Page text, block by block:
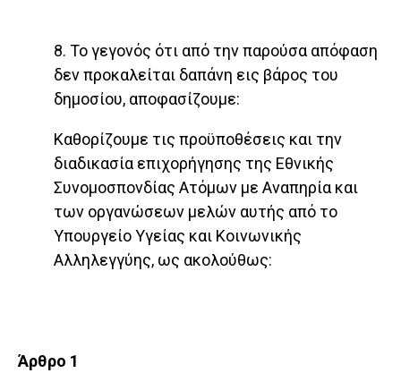
8. Το γεγονός ότι από την παρούσα απόφαση
δεν προκαλείται δαπάνη εις βάρος του
δημοσίου, αποφα­σίζουμε:
Καθορίζουμε τις προϋποθέσεις και την
διαδικασία επιχορήγησης της Εθνικής
Συνομοσπονδίας Ατόμων με Αναπηρία και
των οργανώσεων μελών αυτής από το
Υπουργείο Υγείας και Κοινωνικής
Αλληλεγγύης, ως ακολούθως:
Άρθρο 1